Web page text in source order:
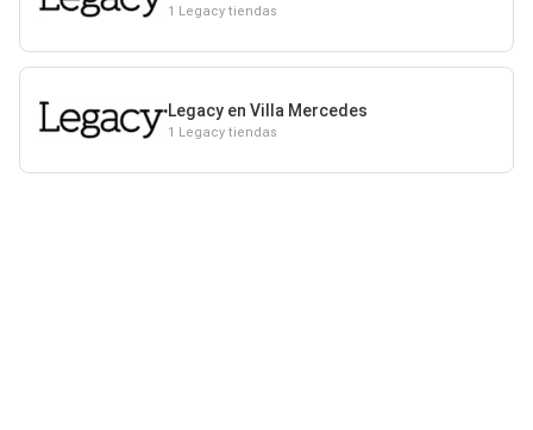
1 Legacy tiendas
Legacy en Villa Mercedes
1 Legacy tiendas